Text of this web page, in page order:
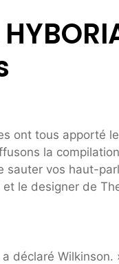
ont tous apporté
la
sauter vos haut-
le designer de
déclaré Wilkinson.